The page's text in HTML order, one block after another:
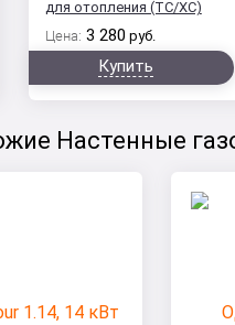
для отопления (ТС/ХС)
Цена: 3 280 руб.
Купить
Настенные